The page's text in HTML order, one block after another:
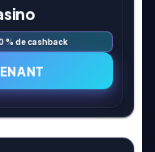
% de cashback